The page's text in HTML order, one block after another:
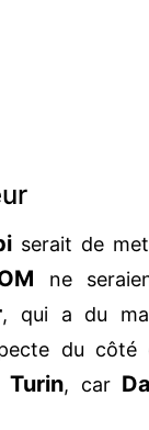
serait de
ne
, qui a du
du côté
, car